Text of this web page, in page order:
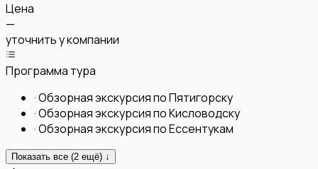
Цена
—
уточнить у компании
Программа тура
·Обзорная экскурсия по Пятигорску
·Обзорная экскурсия по Кисловодску
·Обзорная экскурсия по Ессентукам
Показать все (2 ещё) ↓